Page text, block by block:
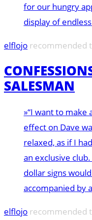
for our hungry
display of
elflojo recommended
SALESMAN
»“I want to make
effect on Dave
relaxed, as if I
an exclusive
dollar signs
accompanied by
elflojo recommended